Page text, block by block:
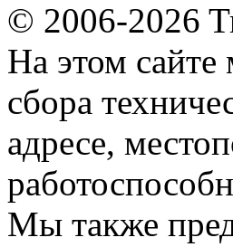
© 2006-2026
На этом
сбора
адресе,
Мы также